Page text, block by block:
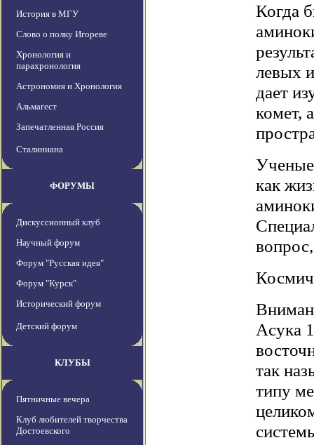
История в МГУ
Слово о полку Игореве
Хронология и
парахронология
Астрономия и Хронология
Альмагест
Запечатленная Россия
Сталиниана
ФОРУМЫ
Дискуссионный клуб
Научный форум
Форум "Русская идея"
Форум "Курск"
Исторический форум
Детский форум
КЛУБЫ
Пятничные вечера
Клуб любителей творчества
Достоевского
Когда
левых
дает
комет,
Ученые
как
Aсука
так
типу